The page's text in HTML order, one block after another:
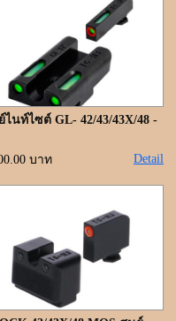
ไนท์ไซต์ GL- 42/43/43X/48 -
บาท
Detail